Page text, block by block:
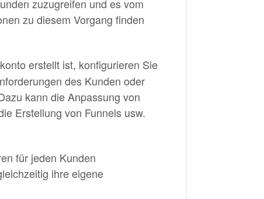
zuzugreifen und es vom
zu diesem Vorgang finden
erstellt ist, konfigurieren Sie
des Kunden oder
kann die Anpassung von
Erstellung von Funnels usw.
für jeden Kunden
ihre eigene